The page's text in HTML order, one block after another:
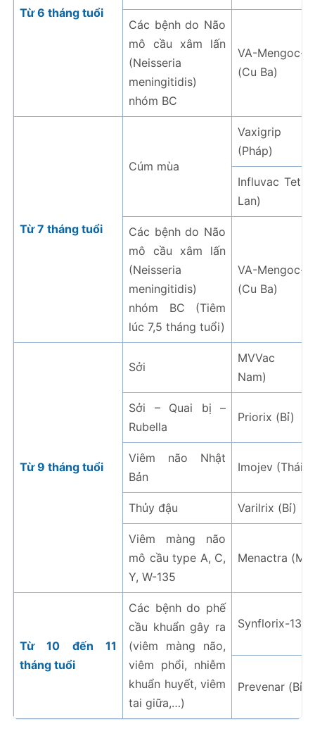
Từ 6 tháng tuổi
Các bệnh do Não
mô cầu xâm lấn
(Neisseria
meningitidis)
nhóm BC
VA-Mengoc-
(Cu Ba)
Từ 7 tháng tuổi
Cúm mùa
Vaxigrip
(Pháp)
Influvac Tetra
Lan)
Các bệnh do Não
mô cầu xâm lấn
(Neisseria
meningitidis)
nhóm BC (Tiêm
lúc 7,5 tháng tuổi)
VA-Mengoc-
(Cu Ba)
Từ 9 tháng tuổi
Sởi
MVVac
Nam)
Sởi – Quai bị –
Rubella
Priorix (Bỉ)
Viêm não Nhật
Bản
Imojev (Thái
Thủy đậu Varilrix (Bỉ)
Viêm màng não
mô cầu type A, C,
Y, W-135
Menactra (Mỹ)
Từ 10 đến 11
tháng tuổi
Các bệnh do phế
cầu khuẩn gây ra
(viêm màng não,
viêm phổi, nhiễm
khuẩn huyết, viêm
tai giữa,…)
Synflorix-13
Prevenar (Bỉ)